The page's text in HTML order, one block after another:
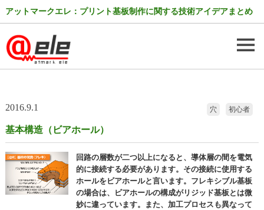
アットマークエレ：プリント基板制作に関する技術アイデアまとめ
2016.9.1 初心者
穴
基本構造（ビアホール）
回路の層数が二つ以上になると、導体層の間を電気
的に接続する必要があります。その接続に使用する
ホールをビアホールと言います。フレキシブル基板
の場合は、ビアホールの構成がリジッド基板とは微
妙に違っています。また、加工プロセスも異なって